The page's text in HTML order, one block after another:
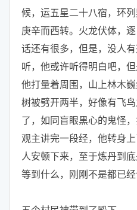
候，运五星二十八宿，环
庚辛而西转。火龙伏体，
话还有很多，但是，没人
听，他或许听得明白吧，
他打量着周围，山上林木
树被劈开两半，好像有飞
了，如同盲眼黑心的鬼怪，
观主讲完一段经，他转身
人安顿下来，至于炼丹到
等到什么，刚刚不是都已经